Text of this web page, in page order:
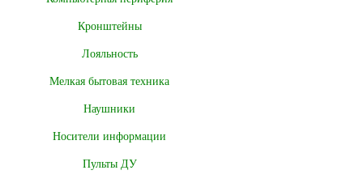
Кронштейны
Лояльность
Мелкая бытовая техника
Наушники
Носители информации
Пульты ДУ